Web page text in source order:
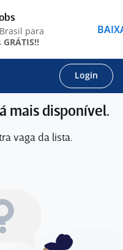
Login
mais disponível.
vaga da lista.
para
GRÁTIS!!